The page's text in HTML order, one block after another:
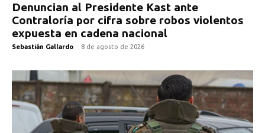
Denuncian al Presidente Kast ante
Contraloría por cifra sobre robos violentos
expuesta en cadena nacional
Sebastián Gallardo - 8 de agosto de 2026